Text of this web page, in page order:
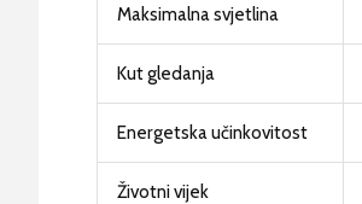
Maksimalna svjetlina
Kut gledanja
Energetska učinkovitost
Životni vijek